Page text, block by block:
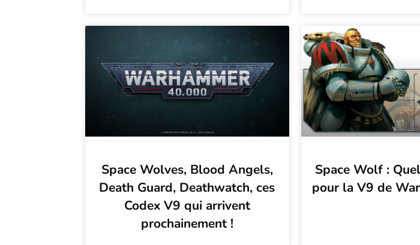
Space Wolves, Blood Angels,
Death Guard, Deathwatch, ces
Codex V9 qui arrivent
prochainement !
Space Wolf :
pour la V9 de